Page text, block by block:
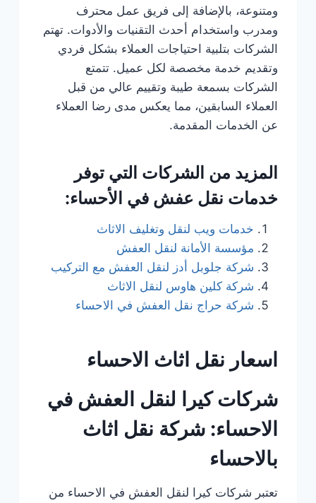
ومتنوعة، بالإضافة إلى فريق عمل محترف
ومدرب واستخدام أحدث التقنيات والأدوات. تهتم
الشركات بتلبية احتياجات العملاء بشكل فردي
وتقديم خدمة مخصصة لكل عميل. تتمتع
الشركات بسمعة طيبة وتقييم عالي من قبل
العملاء السابقين، مما يعكس مدى رضا العملاء
عن الخدمات المقدمة.
المزيد من الشركات التي توفر
خدمات نقل عفش في الأحساء:
خدمات ويب لنقل وتغليف الاثاث
مؤسسة الأمانة لنقل العفش
شركة جلوبل أدز لنقل العفش مع التركيب
شركة كلين هاوس لنقل الاثاث
شركة حراج نقل العفش في الاحساء
اسعار نقل اثاث الاحساء
شركات كيرا لنقل العفش في
الاحساء: شركة نقل اثاث
بالاحساء
تعتبر شركات كيرا لنقل العفش في الاحساء من